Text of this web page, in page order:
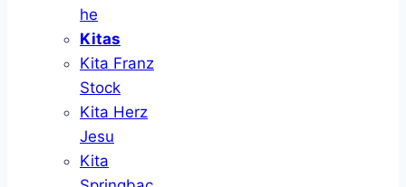
he
Kitas
Kita Franz
Stock
Kita Herz
Jesu
Kita